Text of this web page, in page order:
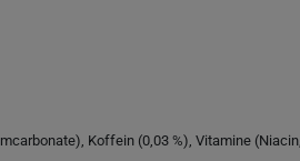
Koffein (0,03 %), Vitamine (Niacin,